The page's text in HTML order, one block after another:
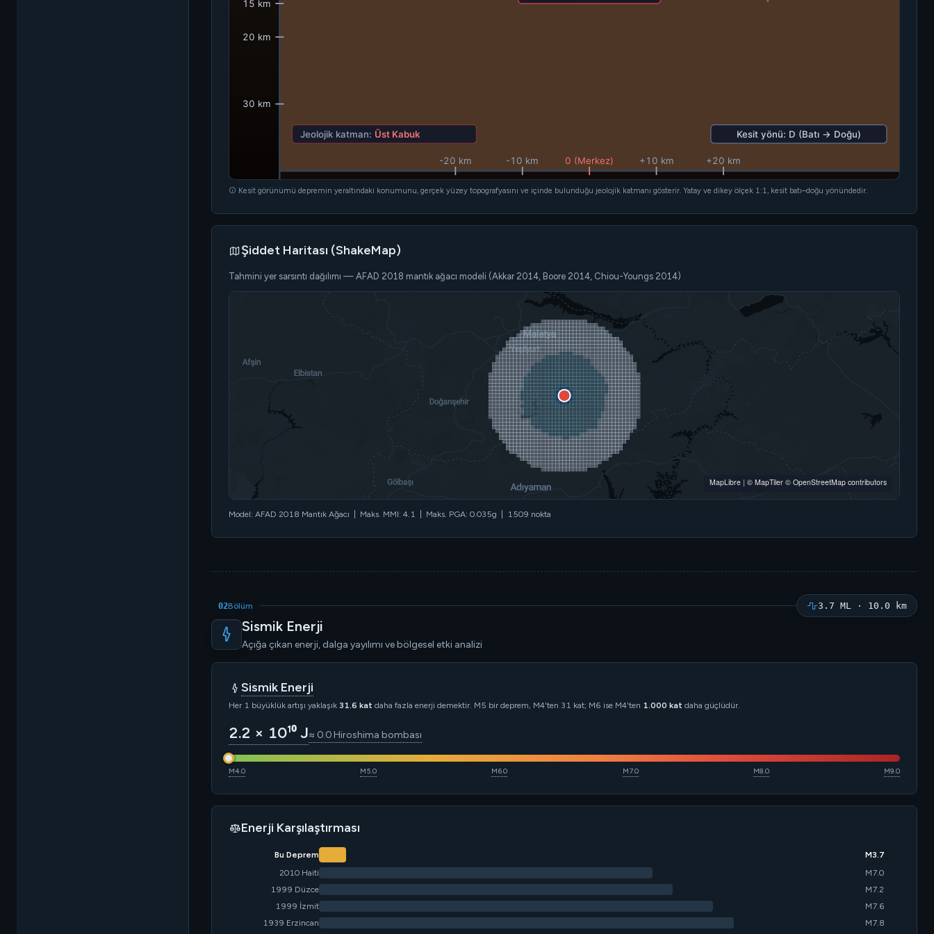
Moho Sınırı (~35 km)
15 km
20 km
30 km
-20 km -10 km +10 km +20 km
0 (Merkez)
Jeolojik katman: Üst Kabuk Kesit yönü: D (Batı → Doğu)
Kesit görünümü depremin yeraltındaki konumunu, gerçek yüzey topografyasını ve içinde bulunduğu jeolojik katmanı gösterir. Yatay ve dikey ölçek 1:1, kesit batı–doğu yönündedir.
Şiddet Haritası (ShakeMap)
Tahmini yer sarsıntı dağılımı — AFAD 2018 mantık ağacı modeli (Akkar 2014, Boore 2014, Chiou-Youngs 2014)
MapLibre | © MapTiler © OpenStreetMap contributors
Model: AFAD 2018 Mantık Ağacı | Maks. MMI: 4.1 | Maks. PGA: 0.035g | 1509 nokta
02Bölüm 3.7 ML · 10.0 km
Sismik Enerji
Açığa çıkan enerji, dalga yayılımı ve bölgesel etki analizi
Sismik Enerji
Her 1 büyüklük artışı yaklaşık 31.6 kat daha fazla enerji demektir. M5 bir deprem, M4'ten 31 kat; M6 ise M4'ten 1.000 kat daha güçlüdür.
2.2 × 10¹⁰ J≈ 0.0 Hiroshima bombası
M4.0 M5.0 M6.0 M7.0 M8.0 M9.0
Enerji Karşılaştırması
Bu Deprem
M3.7
2010 Haiti
M7.0
1999 Düzce
M7.2
1999 İzmit
M7.6
1939 Erzincan
M7.8